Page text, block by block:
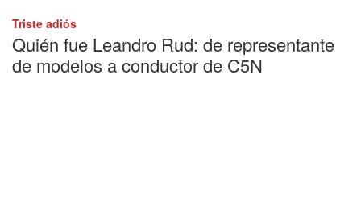
Triste adiós
Quién fue Leandro Rud: de representante
de modelos a conductor de C5N